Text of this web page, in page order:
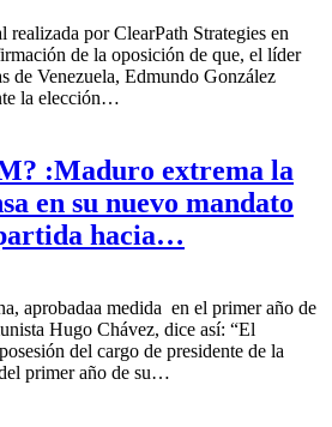
realizada por ClearPath Strategies en
de la oposición de que, el líder
de Venezuela, Edmundo González
la elección…
:Maduro extrema la
en su nuevo mandato
hacia…
aprobadaa medida en el primer año de
Hugo Chávez, dice así: “El
del cargo de presidente de la
primer año de su…